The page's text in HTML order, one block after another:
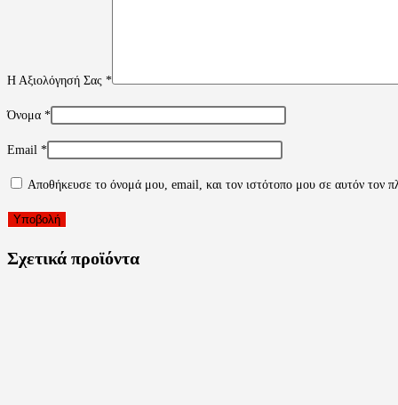
Η Αξιολόγησή Σας *
Όνομα *
Email *
Αποθήκευσε το όνομά μου, email, και τον ιστότοπο μου σε αυτόν τον
Σχετικά προϊόντα